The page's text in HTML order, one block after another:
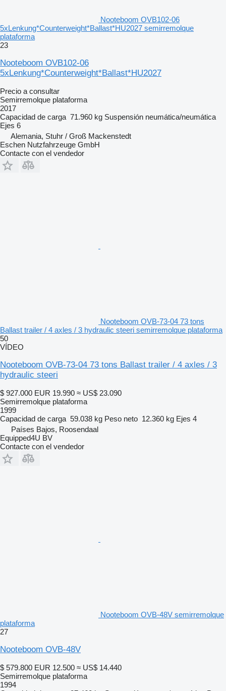
Nooteboom OVB102-06
5xLenkung*Counterweight*Ballast*HU2027 semirremolque
plataforma
23
Nooteboom OVB102-06
5xLenkung*Counterweight*Ballast*HU2027
Precio a consultar
Semirremolque plataforma
2017
Capacidad de carga 71.960 kg Suspensión neumática/neumática
Ejes 6
Alemania, Stuhr / Groß Mackenstedt
Eschen Nutzfahrzeuge GmbH
Contacte con el vendedor
Nooteboom OVB-73-04 73 tons
Ballast trailer / 4 axles / 3 hydraulic steeri semirremolque plataforma
50
VÍDEO
Nooteboom OVB-73-04 73 tons Ballast trailer / 4 axles / 3
hydraulic steeri
$ 927.000 EUR 19.990 ≈ US$ 23.090
Semirremolque plataforma
1999
Capacidad de carga 59.038 kg Peso neto 12.360 kg Ejes 4
Países Bajos, Roosendaal
Equipped4U BV
Contacte con el vendedor
Nooteboom OVB-48V semirremolque
plataforma
27
Nooteboom OVB-48V
$ 579.800 EUR 12.500 ≈ US$ 14.440
Semirremolque plataforma
1994